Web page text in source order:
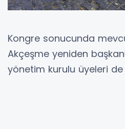
Kongre sonucunda
Akçeşme yeniden
yönetim kurulu üyeleri